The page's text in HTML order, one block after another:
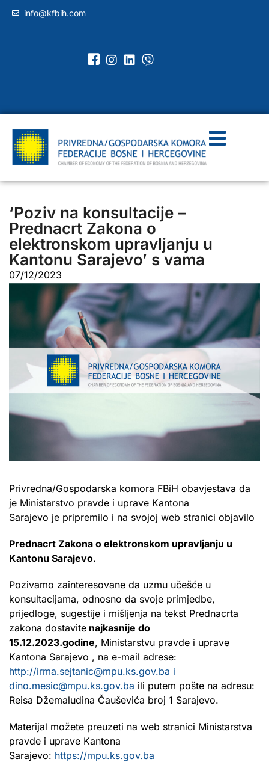
info@kfbih.com
‘Poziv na konsultacije –
Prednacrt Zakona o
elektronskom upravljanju u
Kantonu Sarajevo’ s vama
07/12/2023
Privredna/Gospodarska komora FBiH obavjestava da
je Ministarstvo pravde i uprave Kantona
Sarajevo je pripremilo i na svojoj web stranici objavilo
Prednacrt Zakona o elektronskom upravljanju u
Kantonu Sarajevo.
Pozivamo zainteresovane da uzmu učešće u
konsultacijama, odnosno da svoje primjedbe,
prijedloge, sugestije i mišljenja na tekst Prednacrta
zakona dostavite najkasnije do
15.12.2023.godine, Ministarstvu pravde i uprave
Kantona Sarajevo , na e-mail adrese:
http://irma.sejtanic@mpu.ks.gov.ba i
dino.mesic@mpu.ks.gov.ba ili putem pošte na adresu:
Reisa Džemaludina Čauševića broj 1 Sarajevo.
Materijal možete preuzeti na web stranici Ministarstva
pravde i uprave Kantona
Sarajevo: https://mpu.ks.gov.ba